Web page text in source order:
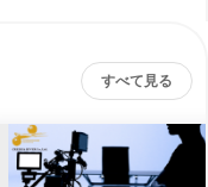
すべて見る